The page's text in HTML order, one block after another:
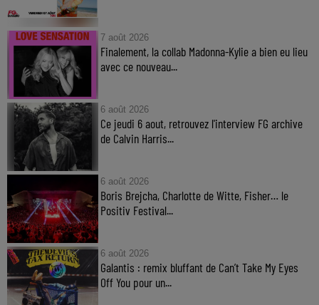
7 août 2026
Finalement, la collab Madonna-Kylie a bien eu lieu
avec ce nouveau...
6 août 2026
Ce jeudi 6 aout, retrouvez l'interview FG archive
de Calvin Harris...
6 août 2026
Boris Brejcha, Charlotte de Witte, Fisher… le
Positiv Festival...
6 août 2026
Galantis : remix bluffant de Can’t Take My Eyes
Off You pour un...